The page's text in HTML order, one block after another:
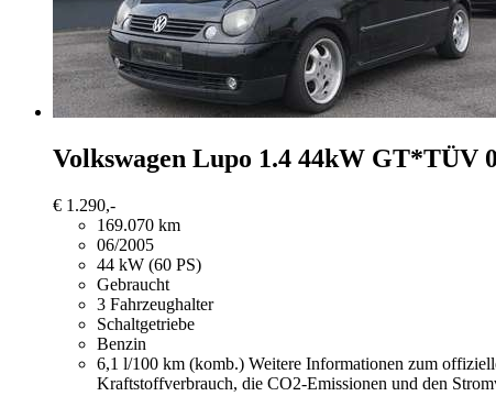
Volkswagen Lupo 1.4 44kW GT*TÜV
€ 1.290,-
169.070 km
06/2005
44 kW (60 PS)
Gebraucht
3 Fahrzeughalter
Schaltgetriebe
Benzin
6,1 l/100 km (komb.) Weitere Informationen zum
Kraftstoffverbrauch, die CO2-Emissionen und den